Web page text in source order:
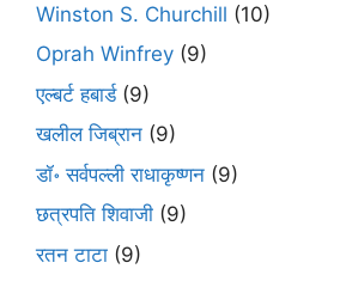
Winston S. Churchill (10)
Oprah Winfrey (9)
एल्बर्ट हबार्ड(9)
खलील जिब्रान (9)
डॉ॰ सर्वपल्ली राधाकृष्णन (9)
छत्रपति शिवाजी (9)
रतन टाटा (9)